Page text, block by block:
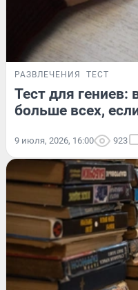
РАЗВЛЕЧЕНИЯ ТЕСТ
Тест для гениев:
больше всех,
9 июля, 2026, 16:00 923